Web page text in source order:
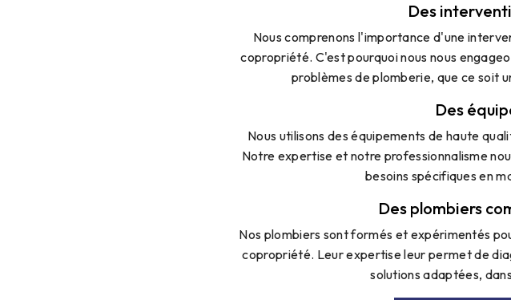
Des
Nous comprenons l'importance d'une
copropriété. C'est pourquoi nous nous
problèmes de plomberie, que ce soit
Des
Nous utilisons des équipements de haute
Notre expertise et notre professionnalisme
besoins spécifiques en
Des plombiers
Nos plombiers sont formés et expérimentés
copropriété. Leur expertise leur permet de
solutions adaptées,